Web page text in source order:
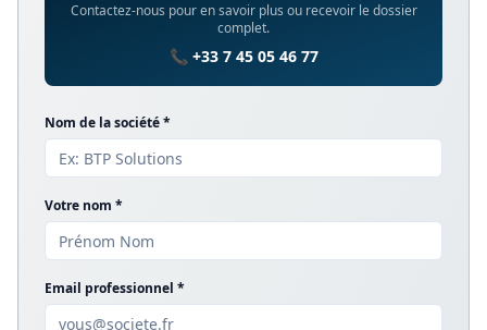
Contactez-nous pour en savoir plus ou recevoir le dossier
complet.
📞 +33 7 45 05 46 77
Nom de la société *
Votre nom *
Email professionnel *